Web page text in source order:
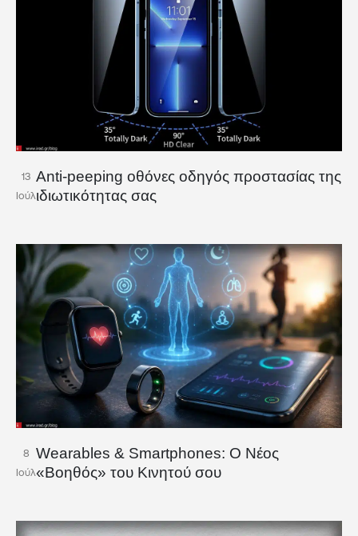
13
Ιούλ
Anti-peeping οθόνες οδηγός προστασίας της
ιδιωτικότητας σας
8
Ιούλ
Wearables & Smartphones: Ο Νέος
«Βοηθός» του Κινητού σου